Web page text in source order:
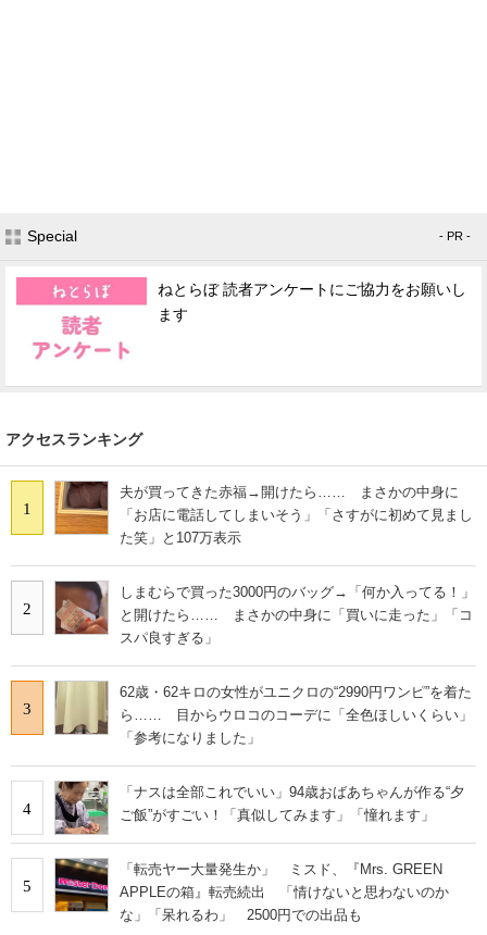
Special - PR -
ねとらぼ 読者アンケートにご協力をお願いし
ます
アクセスランキング
1
夫が買ってきた赤福→開けたら…… まさかの中身に
「お店に電話してしまいそう」「さすがに初めて見まし
た笑」と107万表示
2
しまむらで買った3000円のバッグ→「何か入ってる！」
と開けたら…… まさかの中身に「買いに走った」「コ
スパ良すぎる」
3
62歳・62キロの女性がユニクロの“2990円ワンピ”を着た
ら…… 目からウロコのコーデに「全色ほしいくらい」
「参考になりました」
4
「ナスは全部これでいい」94歳おばあちゃんが作る“夕
ご飯”がすごい！「真似してみます」「憧れます」
5
「転売ヤー大量発生か」 ミスド、『Mrs. GREEN
APPLEの箱』転売続出 「情けないと思わないのか
な」「呆れるわ」 2500円での出品も